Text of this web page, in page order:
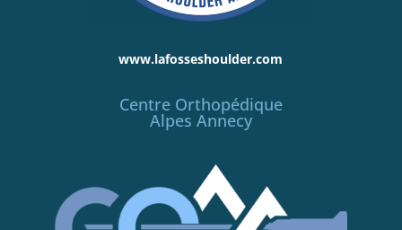
www.lafosseshoulder.com
Centre Orthopédique
Alpes Annecy